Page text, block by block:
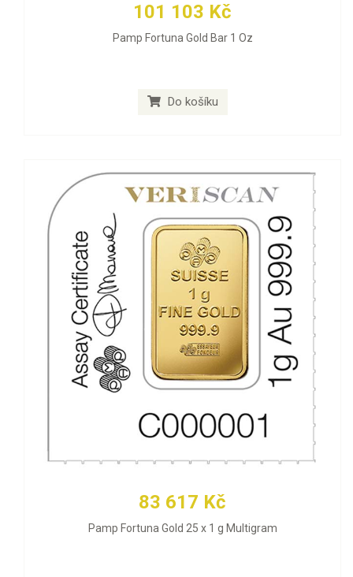
101 103 Kč
Pamp Fortuna Gold Bar 1 Oz
Do košíku
83 617 Kč
Pamp Fortuna Gold 25 x 1 g Multigram